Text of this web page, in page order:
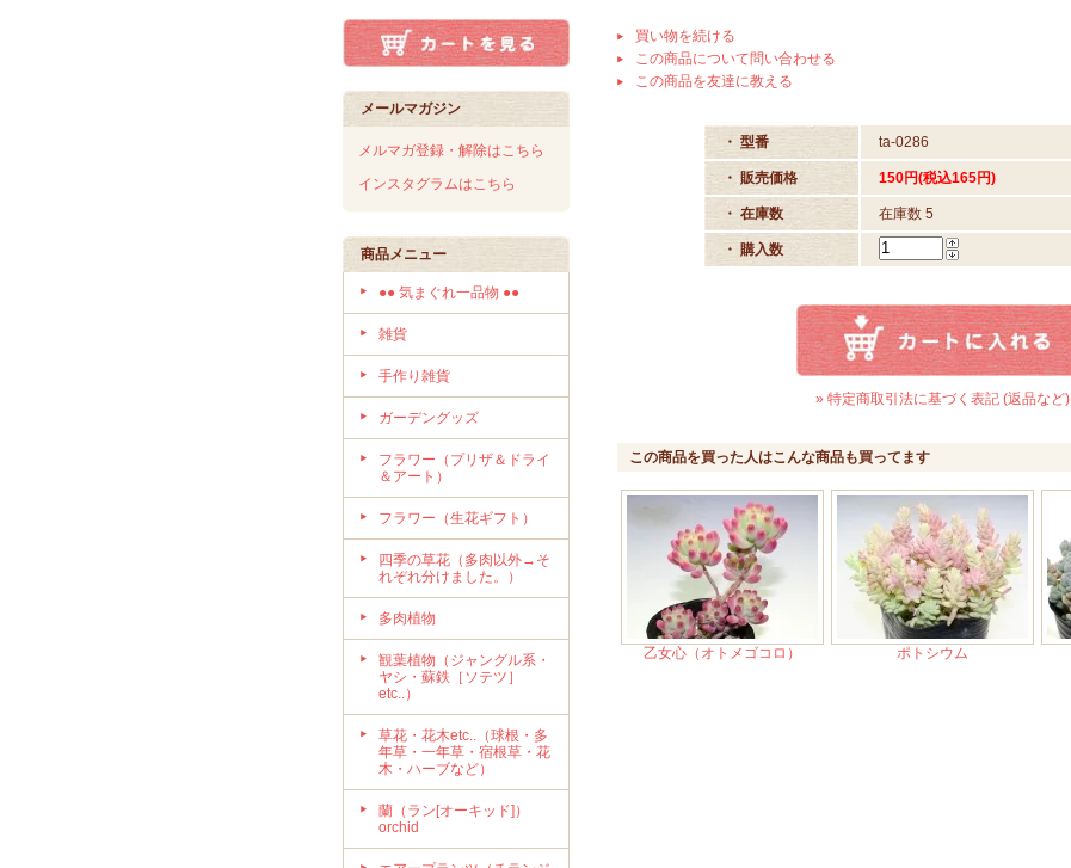
メールマガジン
メルマガ登録・解除はこちら
インスタグラムはこちら
商品メニュー
●● 気まぐれ一品物 ●●
雑貨
手作り雑貨
ガーデングッズ
フラワー（プリザ＆ドライ
＆アート）
フラワー（生花ギフト）
四季の草花（多肉以外→そ
れぞれ分けました。）
多肉植物
観葉植物（ジャングル系・
ヤシ・蘇鉄［ソテツ］
etc..）
草花・花木etc..（球根・多
年草・一年草・宿根草・花
木・ハーブなど）
蘭（ラン[オーキッド]）
orchid
買い物を続ける
この商品について問い合わせる
この商品を友達に教える
・ 型番 ta-0286
・ 販売価格 150円(税込165円)
・ 在庫数 在庫数 5
・ 購入数
» 特定商取引法に基づく表記 (返品など)
この商品を買った人はこんな商品も買ってます
乙女心（オトメゴコロ） ポトシウム